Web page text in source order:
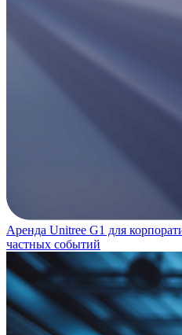
Аренда Unitree G1 для
частных событий